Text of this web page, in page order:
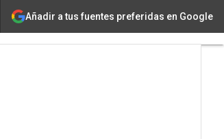
Añadir a tus fuentes preferidas en Google